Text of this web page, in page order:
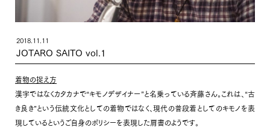
2018.11.11
JOTARO SAITO vol.1
着物の捉え方
漢字ではなくカタカナで“キモノデザイナー”と名乗っている斉藤さん。これは、“古
き良き”という伝統文化としての着物ではなく、現代の普段着としてのキモノを表
現しているというご自身のポリシーを表現した肩書のようです。